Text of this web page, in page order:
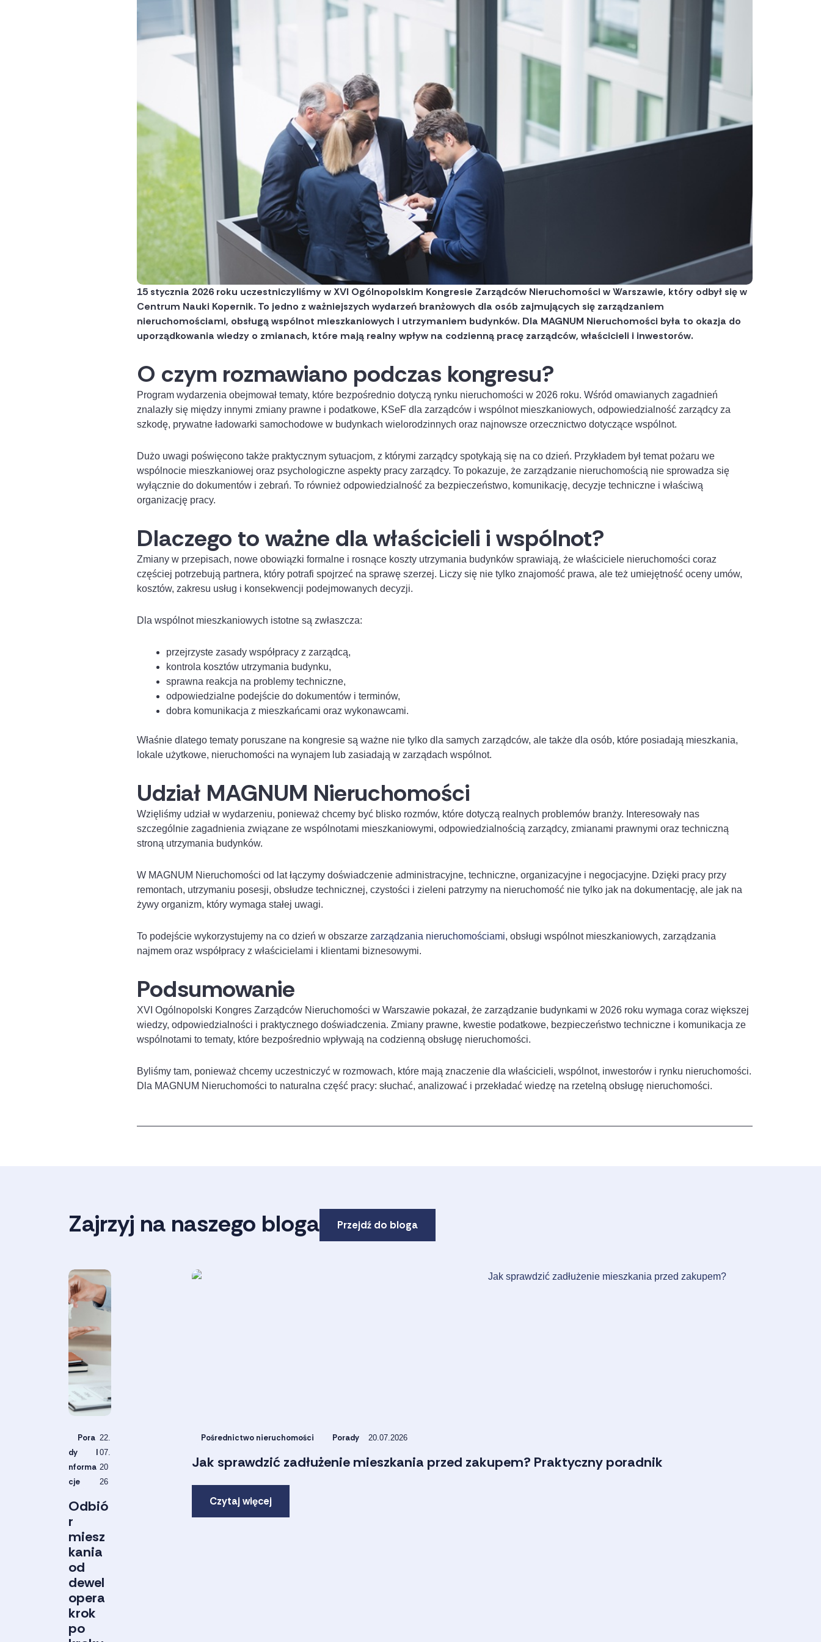
15 stycznia 2026 roku uczestniczyliśmy w XVI Ogólnopolskim Kongresie Zarządców Nieruchomości w Warszawie, który odbył się w
Centrum Nauki Kopernik. To jedno z ważniejszych wydarzeń branżowych dla osób zajmujących się zarządzaniem
nieruchomościami, obsługą wspólnot mieszkaniowych i utrzymaniem budynków. Dla MAGNUM Nieruchomości była to okazja do
uporządkowania wiedzy o zmianach, które mają realny wpływ na codzienną pracę zarządców, właścicieli i inwestorów.
O czym rozmawiano podczas kongresu?
Program wydarzenia obejmował tematy, które bezpośrednio dotyczą rynku nieruchomości w 2026 roku. Wśród omawianych zagadnień
znalazły się między innymi zmiany prawne i podatkowe, KSeF dla zarządców i wspólnot mieszkaniowych, odpowiedzialność zarządcy za
szkodę, prywatne ładowarki samochodowe w budynkach wielorodzinnych oraz najnowsze orzecznictwo dotyczące wspólnot.
Dużo uwagi poświęcono także praktycznym sytuacjom, z którymi zarządcy spotykają się na co dzień. Przykładem był temat pożaru we
wspólnocie mieszkaniowej oraz psychologiczne aspekty pracy zarządcy. To pokazuje, że zarządzanie nieruchomością nie sprowadza się
wyłącznie do dokumentów i zebrań. To również odpowiedzialność za bezpieczeństwo, komunikację, decyzje techniczne i właściwą
organizację pracy.
Dlaczego to ważne dla właścicieli i wspólnot?
Zmiany w przepisach, nowe obowiązki formalne i rosnące koszty utrzymania budynków sprawiają, że właściciele nieruchomości coraz
częściej potrzebują partnera, który potrafi spojrzeć na sprawę szerzej. Liczy się nie tylko znajomość prawa, ale też umiejętność oceny umów,
kosztów, zakresu usług i konsekwencji podejmowanych decyzji.
Dla wspólnot mieszkaniowych istotne są zwłaszcza:
przejrzyste zasady współpracy z zarządcą,
kontrola kosztów utrzymania budynku,
sprawna reakcja na problemy techniczne,
odpowiedzialne podejście do dokumentów i terminów,
dobra komunikacja z mieszkańcami oraz wykonawcami.
Właśnie dlatego tematy poruszane na kongresie są ważne nie tylko dla samych zarządców, ale także dla osób, które posiadają mieszkania,
lokale użytkowe, nieruchomości na wynajem lub zasiadają w zarządach wspólnot.
Udział MAGNUM Nieruchomości
Wzięliśmy udział w wydarzeniu, ponieważ chcemy być blisko rozmów, które dotyczą realnych problemów branży. Interesowały nas
szczególnie zagadnienia związane ze wspólnotami mieszkaniowymi, odpowiedzialnością zarządcy, zmianami prawnymi oraz techniczną
stroną utrzymania budynków.
W MAGNUM Nieruchomości od lat łączymy doświadczenie administracyjne, techniczne, organizacyjne i negocjacyjne. Dzięki pracy przy
remontach, utrzymaniu posesji, obsłudze technicznej, czystości i zieleni patrzymy na nieruchomość nie tylko jak na dokumentację, ale jak na
żywy organizm, który wymaga stałej uwagi.
To podejście wykorzystujemy na co dzień w obszarze zarządzania nieruchomościami, obsługi wspólnot mieszkaniowych, zarządzania
najmem oraz współpracy z właścicielami i klientami biznesowymi.
Podsumowanie
XVI Ogólnopolski Kongres Zarządców Nieruchomości w Warszawie pokazał, że zarządzanie budynkami w 2026 roku wymaga coraz większej
wiedzy, odpowiedzialności i praktycznego doświadczenia. Zmiany prawne, kwestie podatkowe, bezpieczeństwo techniczne i komunikacja ze
wspólnotami to tematy, które bezpośrednio wpływają na codzienną obsługę nieruchomości.
Byliśmy tam, ponieważ chcemy uczestniczyć w rozmowach, które mają znaczenie dla właścicieli, wspólnot, inwestorów i rynku nieruchomości.
Dla MAGNUM Nieruchomości to naturalna część pracy: słuchać, analizować i przekładać wiedzę na rzetelną obsługę nieruchomości.
Zajrzyj na naszego bloga Przejdź do bloga
Pora
dy
I
nforma
cje
22.
07.
20
26
Odbió
r
miesz
kania
od
dewel
opera
krok
po
Pośrednictwo nieruchomości Porady 20.07.2026
Jak sprawdzić zadłużenie mieszkania przed zakupem? Praktyczny poradnik
Czytaj więcej